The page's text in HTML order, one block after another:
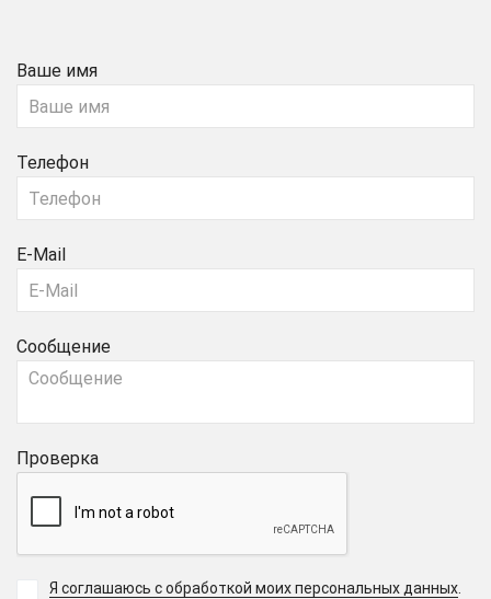
Ваше имя
Телефон
E-Mail
Сообщение
Проверка
Я соглашаюсь с обработкой моих персональных данных.